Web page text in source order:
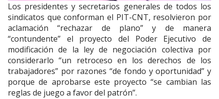
Los presidentes y secretarios generales de todos los
sindicatos que conforman el PIT-CNT, resolvieron por
aclamación “rechazar de plano” y de manera
“contundente” el proyecto del Poder Ejecutivo de
modificación de la ley de negociación colectiva por
considerarlo “un retroceso en los derechos de los
trabajadores” por razones “de fondo y oportunidad” y
porque de aprobarse este proyecto “se cambian las
reglas de juego a favor del patrón”.